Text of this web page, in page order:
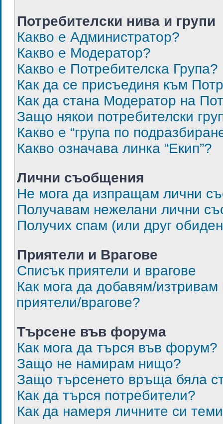
Потребителски нива и групи
Какво е Администратор?
Какво е Модератор?
Какво е Потребителска Група?
Как да се присъединя към
Как да стана Модератор на
Защо някои потребителски
Какво е “група по
Какво означава линка “Екип”?
Лични съобщения
Не мога да изпращам лични
Получавам нежелани лични
Получих спам (или друг
Приятели и Врагове
Списък приятели и врагове
Как мога да добавям/
приятели/врагове?
Търсене във форума
Как мога да търся във форум?
Защо не намирам нищо?
Защо търсенето връща бяла
Как да търся потребители?
Как да намеря личните си